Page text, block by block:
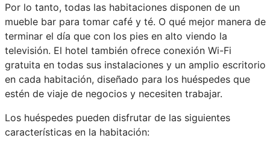
Por lo tanto, todas las habitaciones disponen de un
mueble bar para tomar café y té. O qué mejor manera de
terminar el día que con los pies en alto viendo la
televisión. El hotel también ofrece conexión Wi-Fi
gratuita en todas sus instalaciones y un amplio escritorio
en cada habitación, diseñado para los huéspedes que
estén de viaje de negocios y necesiten trabajar.
Los huéspedes pueden disfrutar de las siguientes
características en la habitación: